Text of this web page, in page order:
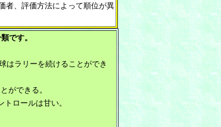
者、評価方法によって順位が異
です。
はラリーを続けることができ
できる。
ロールは甘い。